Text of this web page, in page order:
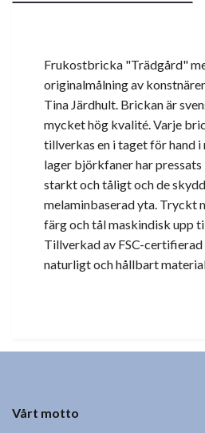
Frukostbricka "Trädgård"
originalmålning av
Tina Järdhult. Brickan är
mycket hög kvalité. Varje
tillverkas en i taget för hand
lager björkfaner har
starkt och tåligt och de
melaminbaserad yta. Tryckt
färg och tål maskindisk upp
Tillverkad av FSC-
naturligt och hållbart
Vårt motto